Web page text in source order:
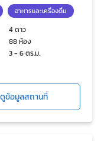
อาหารและเครื่องดื่ม
4 ดาว
88 ห้อง
3 - 6 ตร.ม.
ดูข้อมูลสถานที่